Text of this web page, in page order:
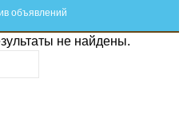
коррупции
объявлений
не найдены.